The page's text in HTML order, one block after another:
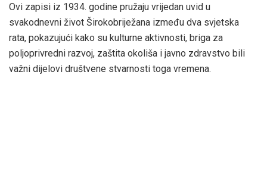
Ovi zapisi iz 1934. godine pružaju vrijedan uvid u
svakodnevni život Širokobriježana između dva svjetska
rata, pokazujući kako su kulturne aktivnosti, briga za
poljoprivredni razvoj, zaštita okoliša i javno zdravstvo bili
važni dijelovi društvene stvarnosti toga vremena.